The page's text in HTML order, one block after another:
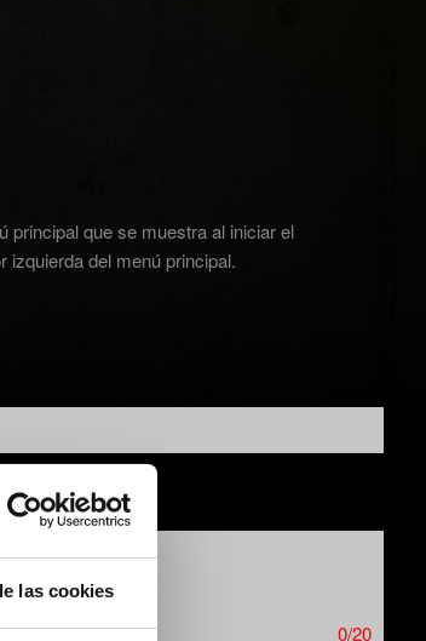
las cookies
principal que se muestra al iniciar el
izquierda del menú principal.
0/20